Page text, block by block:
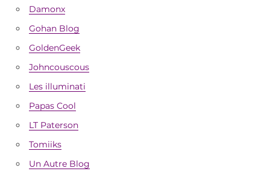
Damonx
Gohan Blog
GoldenGeek
Johncouscous
Les illuminati
Papas Cool
LT Paterson
Tomiiks
Un Autre Blog